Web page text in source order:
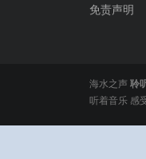
免责声明
海水之声 聆
听着音乐 感